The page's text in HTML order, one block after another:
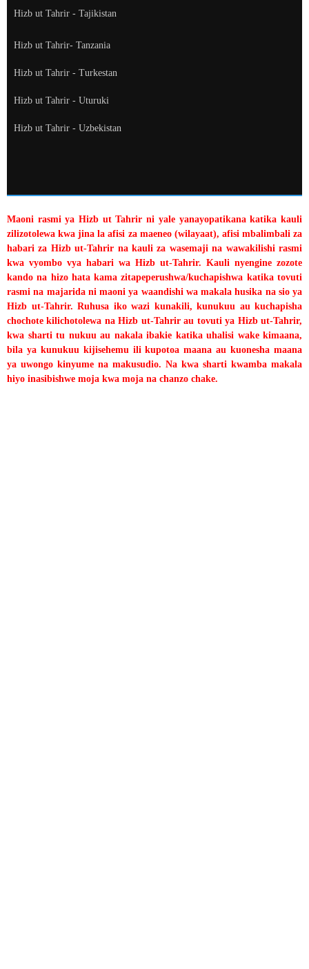
Hizb ut Tahrir - Tajikistan
Hizb ut Tahrir- Tanzania
Hizb ut Tahrir - Turkestan
Hizb ut Tahrir - Uturuki
Hizb ut Tahrir - Uzbekistan
Maoni rasmi ya Hizb ut Tahrir ni yale yanayopatikana katika kauli
zilizotolewa kwa jina la afisi za maeneo (wilayaat), afisi mbalimbali za
habari za Hizb ut-Tahrir na kauli za wasemaji na wawakilishi rasmi
kwa vyombo vya habari wa Hizb ut-Tahrir. Kauli nyengine zozote
kando na hizo hata kama zitapeperushwa/kuchapishwa katika tovuti
rasmi na majarida ni maoni ya waandishi wa makala husika na sio ya
Hizb ut-Tahrir. Ruhusa iko wazi kunakili, kunukuu au kuchapisha
chochote kilichotolewa na Hizb ut-Tahrir au tovuti ya Hizb ut-Tahrir,
kwa sharti tu nukuu au nakala ibakie katika uhalisi wake kimaana,
bila ya kunukuu kijisehemu ili kupotoa maana au kuonesha maana
ya uwongo kinyume na makusudio. Na kwa sharti kwamba makala
hiyo inasibishwe moja kwa moja na chanzo chake.